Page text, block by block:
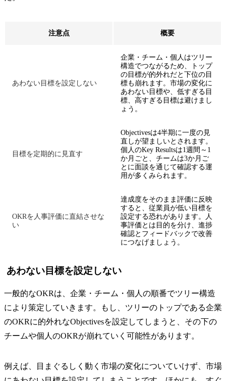
注意点 概要
あわない目標を設定しない
企業・チーム・個人はツリー
構造でつながるため、トップ
の目標が的外れだと下位の目
標も崩れます。市場の変化に
あわない目標や、低すぎる目
標、高すぎる目標は避けまし
ょう。
目標を定期的に見直す
Objectivesは4半期に一度の見
直しが望ましいとされます。
個人のKey Resultsは1週間～1
か月ごと、チームは3か月ご
とに面談を通じて確認する運
用が多くみられます。
OKRを人事評価に直結させな
い
達成度をそのまま評価に反映
すると、従業員が低い目標を
設定する恐れがあります。人
事評価とは目的を分け、進捗
確認とフィードバックで改善
につなげましょう。
あわない目標を設定しない
一般的なOKRは、企業・チーム・個人の順番でツリー構造
により策定していきます。もし、ツリーのトップである企業
のOKRに的外れなObjectivesを設定してしまうと、その下の
チームや個人のOKRが崩れていく可能性があります。
例えば、目まぐるしく動く市場の変化についていけず、市場